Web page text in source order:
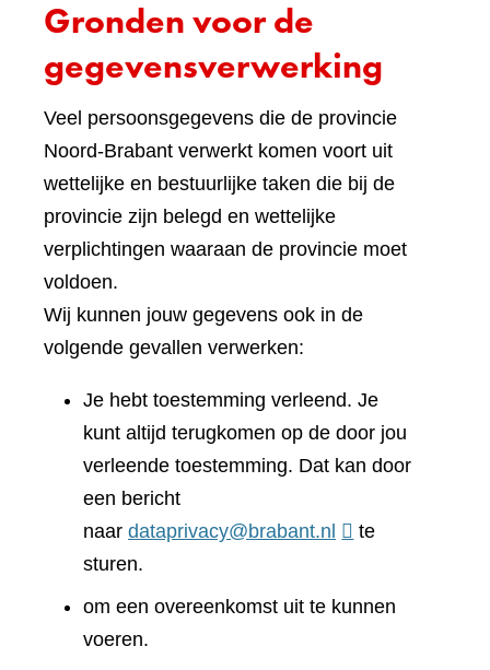
Gronden voor de
gegevensverwerking
Veel persoonsgegevens die de provincie
Noord-Brabant verwerkt komen voort uit
wettelijke en bestuurlijke taken die bij de
provincie zijn belegd en wettelijke
verplichtingen waaraan de provincie moet
voldoen.
Wij kunnen jouw gegevens ook in de
volgende gevallen verwerken:
Je hebt toestemming verleend. Je
kunt altijd terugkomen op de door jou
verleende toestemming. Dat kan door
een bericht
naar dataprivacy@brabant.nl
te
sturen.
om een overeenkomst uit te kunnen
voeren.